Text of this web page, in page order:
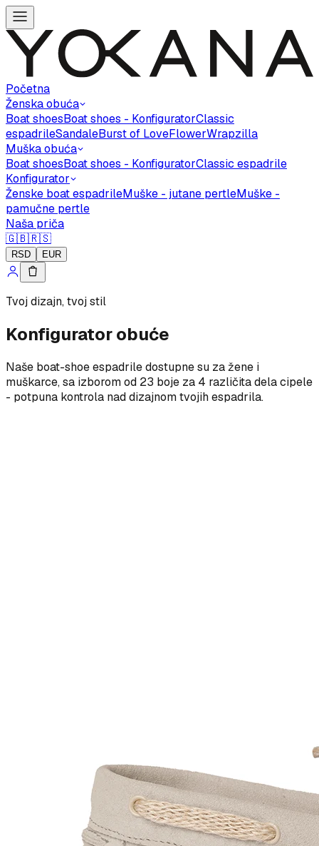
Početna
Ženska obuća
Boat shoesBoat shoes - KonfiguratorClassic
espadrileSandaleBurst of LoveFlowerWrapzilla
Muška obuća
Boat shoesBoat shoes - KonfiguratorClassic espadrile
Konfigurator
Ženske boat espadrileMuške - jutane pertleMuške -
pamučne pertle
Naša priča
🇬🇧🇷🇸
RSD EUR
Tvoj dizajn, tvoj stil
Konfigurator obuće
Naše boat-shoe espadrile dostupne su za žene i
muškarce, sa izborom od 23 boje za 4 različita dela cipele
- potpuna kontrola nad dizajnom tvojih espadrila.